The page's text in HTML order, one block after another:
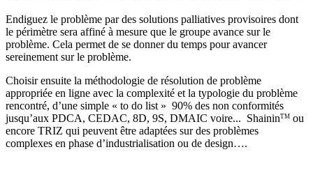
Endiguez le problème par des solutions palliatives provisoires dont
le périmètre sera affiné à mesure que le groupe avance sur le
problème. Cela permet de se donner du temps pour avancer
sereinement sur le problème.
Choisir ensuite la méthodologie de résolution de problème
appropriée en ligne avec la complexité et la typologie du problème
rencontré, d’une simple « to do list » 90% des non conformités
jusqu’aux PDCA, CEDAC, 8D, 9S, DMAIC voire... ShaininTM ou
encore TRIZ qui peuvent être adaptées sur des problèmes
complexes en phase d’industrialisation ou de design….